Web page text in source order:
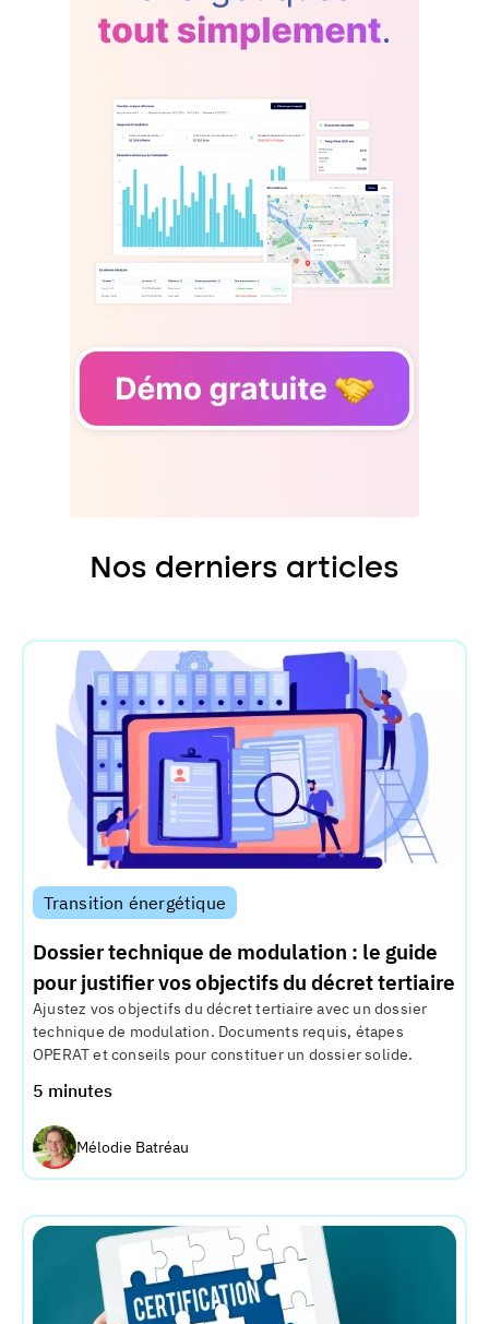
Nos derniers articles
Transition énergétique
Dossier technique de modulation : le guide
pour justifier vos objectifs du décret tertiaire
Ajustez vos objectifs du décret tertiaire avec un dossier
technique de modulation. Documents requis, étapes
OPERAT et conseils pour constituer un dossier solide.
5 minutes
Mélodie Batréau